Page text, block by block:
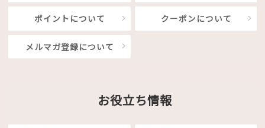
ポイントについて クーポンについて
メルマガ登録について
お役立ち情報